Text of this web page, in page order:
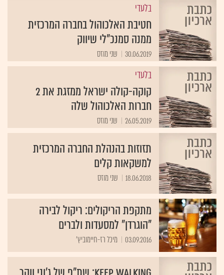
בלעדי
חטיבת האלכוהול בחברה המרכזית
ממנה סמנכ"לי שיווק
30.06.2019 שני מוזס
בלעדי
קוקה-קולה ישראל ממזגת את 2
חברות האלכוהול שלה
26.05.2019 שני מוזס
תזוזות בהנהלת החברה המרכזית
למשקאות קלים
18.06.2018 שני מוזס
מתקפת הריקולים: ריקול לבירה
"הוגרדן" למסעדות ולברים
03.09.2016 מיכל רז-חיימוביץ'